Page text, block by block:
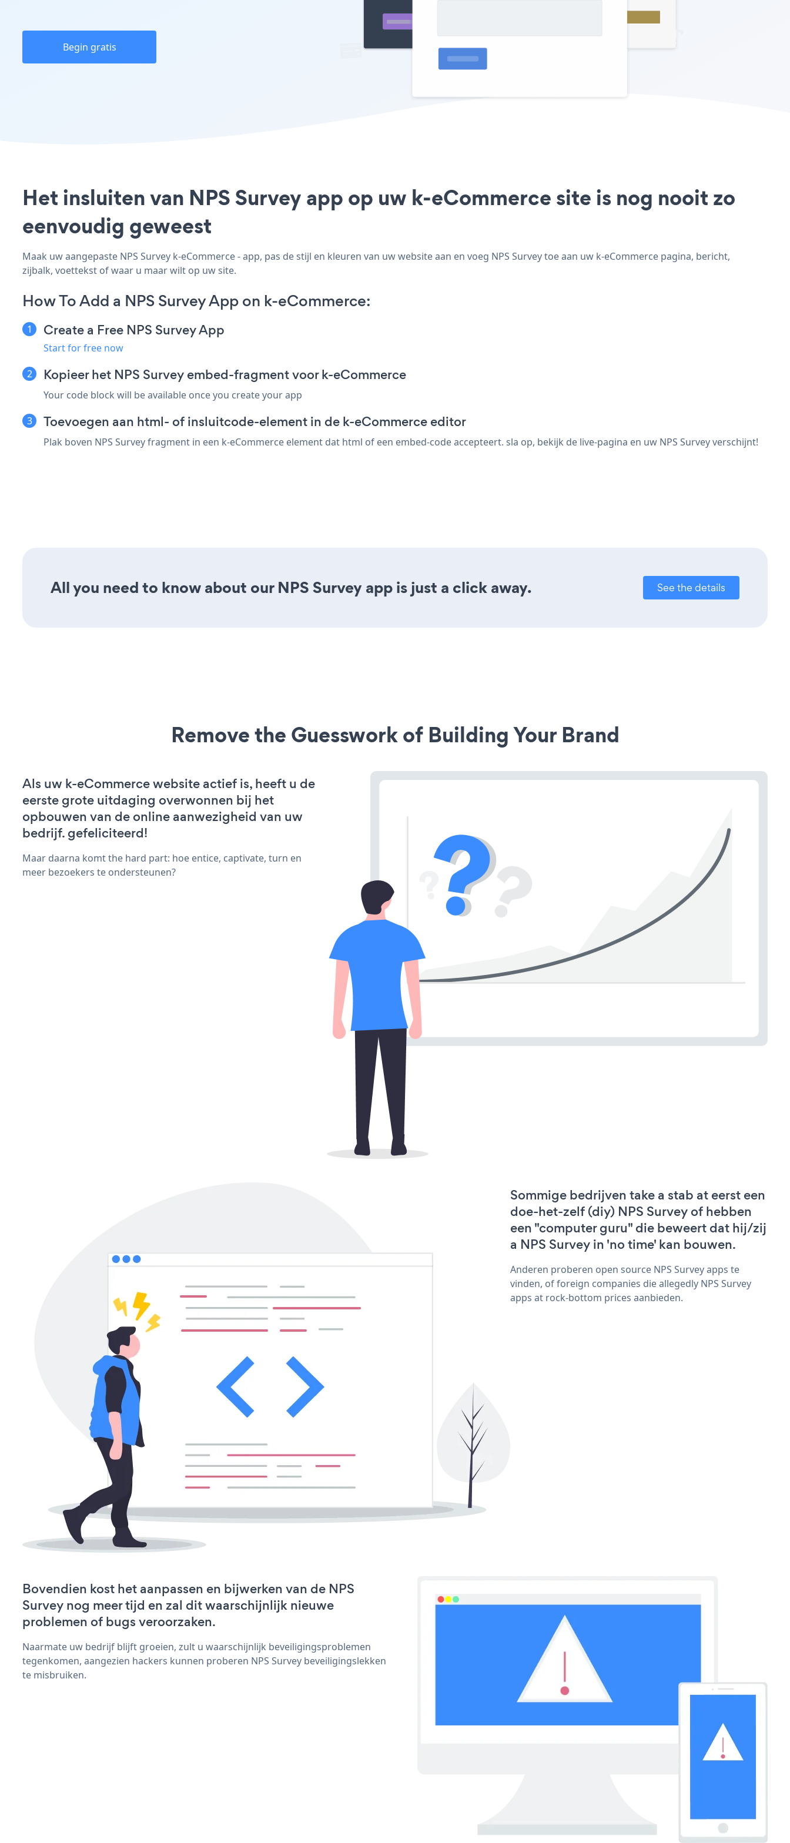
Begin gratis
Het insluiten van NPS Survey app op uw k-eCommerce site is nog nooit zo
eenvoudig geweest
Maak uw aangepaste NPS Survey k-eCommerce - app, pas de stijl en kleuren van uw website aan en voeg NPS Survey toe aan uw k-eCommerce pagina, bericht,
zijbalk, voettekst of waar u maar wilt op uw site.
How To Add a NPS Survey App on k-eCommerce:
Create a Free NPS Survey App
Start for free now
Kopieer het NPS Survey embed-fragment voor k-eCommerce
Your code block will be available once you create your app
Toevoegen aan html- of insluitcode-element in de k-eCommerce editor
Plak boven NPS Survey fragment in een k-eCommerce element dat html of een embed-code accepteert. sla op, bekijk de live-pagina en uw NPS Survey verschijnt!
All you need to know about our NPS Survey app is just a click away. See the details
Remove the Guesswork of Building Your Brand
Als uw k-eCommerce website actief is, heeft u de
eerste grote uitdaging overwonnen bij het
opbouwen van de online aanwezigheid van uw
bedrijf. gefeliciteerd!
Maar daarna komt the hard part: hoe entice, captivate, turn en
meer bezoekers te ondersteunen?
Sommige bedrijven take a stab at eerst een
doe-het-zelf (diy) NPS Survey of hebben
een "computer guru" die beweert dat hij/zij
a NPS Survey in 'no time' kan bouwen.
Anderen proberen open source NPS Survey apps te
vinden, of foreign companies die allegedly NPS Survey
apps at rock-bottom prices aanbieden.
Bovendien kost het aanpassen en bijwerken van de NPS
Survey nog meer tijd en zal dit waarschijnlijk nieuwe
problemen of bugs veroorzaken.
Naarmate uw bedrijf blijft groeien, zult u waarschijnlijk beveiligingsproblemen
tegenkomen, aangezien hackers kunnen proberen NPS Survey beveiligingslekken
te misbruiken.